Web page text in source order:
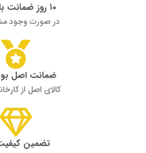
۱۰ روز ضمانت بازگشت
در صورت وجود
ضمانت اصل
کالای اصل از
تضمین